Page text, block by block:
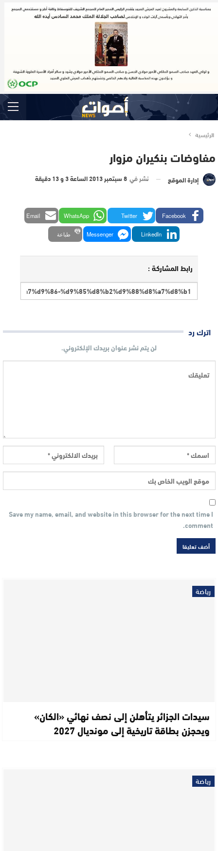
الرئيسية
مفاوضات بنكيران مزوار
إدارة الموقع نشر في 8 سبتمبر 2013 الساعة 3 و 13 دقيقة
Facebook
Twitter
WhatsApp
Email
LinkedIn
Messenger طباعة
رابط المشاركة :
اترك رد
لن يتم نشر عنوان بريدك الإلكتروني.
Save my name, email, and website in this browser for the next time I
comment.
رياضة
سيدات الجزائر يتأهلن إلى نصف نهائي «الكان»
ويحجزن بطاقة تاريخية إلى مونديال 2027
رياضة